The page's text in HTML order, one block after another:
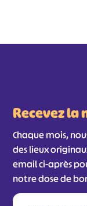
Recevez la
Chaque mois,
des lieux
email ci-après
notre dose de